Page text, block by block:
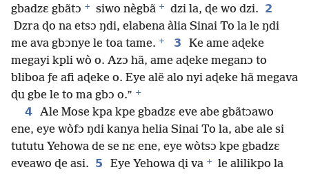
gbadzɛ gbãtɔ + siwo nègbã + dzi la, ɖe wo dzi. 2
Dzra ɖo na etsɔ ŋdi, elabena àlia Sinai To la le ŋdi
me ava gbɔnye le toa tame. + 3
Ke ame aɖeke
megayi kpli wò o. Azɔ hã, ame aɖeke meganɔ to
bliboa ƒe afi aɖeke o. Eye alẽ alo nyi aɖeke hã megava
ɖu gbe le to ma gbɔ o.” +
4 Ale Mose kpa kpe gbadzɛ eve abe gbãtɔawo
ene, eye wòfɔ ŋdi kanya helia Sinai To la, abe ale si
tututu Yehowa de se nɛ ene, eye wòtsɔ kpe gbadzɛ
eveawo ɖe asi. 5 Eye Yehowa ɖi va +
le alilikpo la